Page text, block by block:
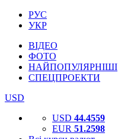
РУС
УКР
ВІДЕО
ФОТО
НАЙПОПУЛЯРНІШІ
СПЕЦПРОЕКТИ
USD
USD 44.4559
EUR 51.2598